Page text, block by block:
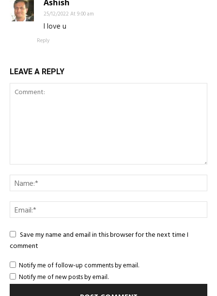
Ashish
25/12/2022 At 9:00 am
I love u
Reply
LEAVE A REPLY
Save my name and email in this browser for the next time I
comment
Notify me of follow-up comments by email.
Notify me of new posts by email.